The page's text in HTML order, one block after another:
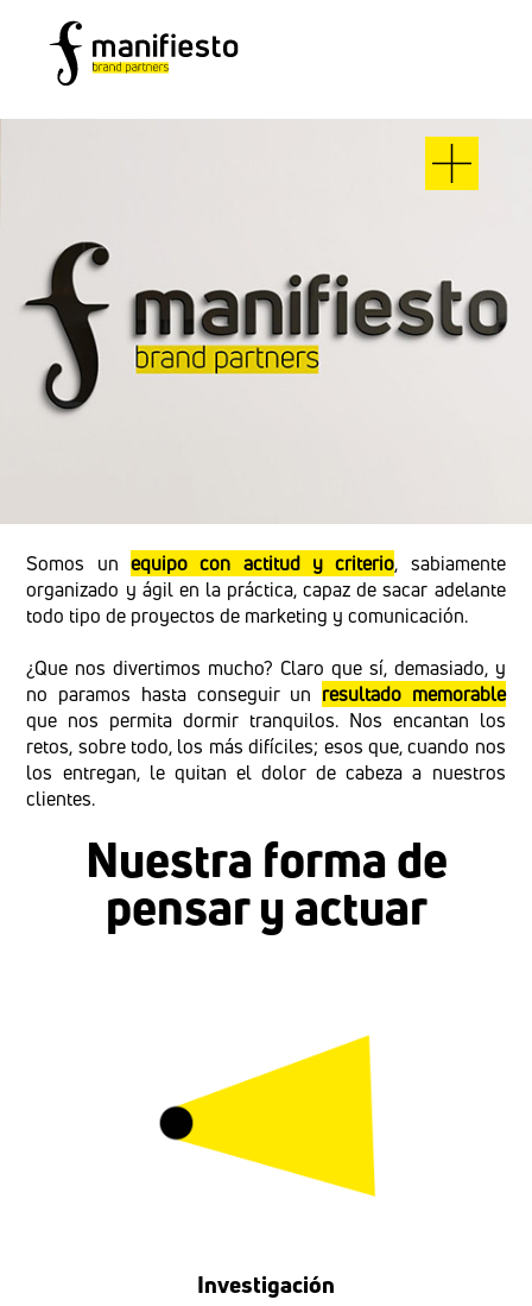
Somos unequipo con actitud y criterio, sabiamente
organizado y ágil en la práctica, capaz de sacar adelante
todo tipo de proyectos de marketing y comunicación.
¿Que nos divertimos mucho? Claro que sí, demasiado, y
no paramos hasta conseguir un resultado memorable
que nos permita dormir tranquilos. Nos encantan los
retos, sobre todo, los más difíciles; esos que, cuando nos
los entregan, le quitan el dolor de cabeza a nuestros
clientes.
Nuestra forma de
pensar y actuar
Investigación